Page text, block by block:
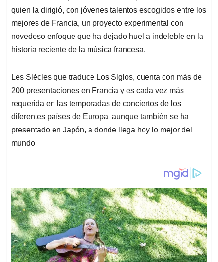
quien la dirigió, con jóvenes talentos escogidos entre los
mejores de Francia, un proyecto experimental con
novedoso enfoque que ha dejado huella indeleble en la
historia reciente de la música francesa.
Les Siècles que traduce Los Siglos, cuenta con más de
200 presentaciones en Francia y es cada vez más
requerida en las temporadas de conciertos de los
diferentes países de Europa, aunque también se ha
presentado en Japón, a donde llega hoy lo mejor del
mundo.